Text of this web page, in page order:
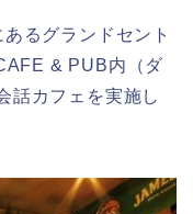
るグランドセント
& PUB内（ダ
話カフェを実施し